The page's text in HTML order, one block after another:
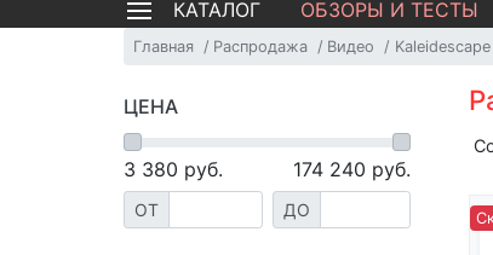
КАТАЛОГ ОБЗОРЫ И ТЕСТЫ
Главная Распродажа Видео Kaleidescape
ЦЕНА
3 380 руб. 174 240 руб.
ОТ ДО